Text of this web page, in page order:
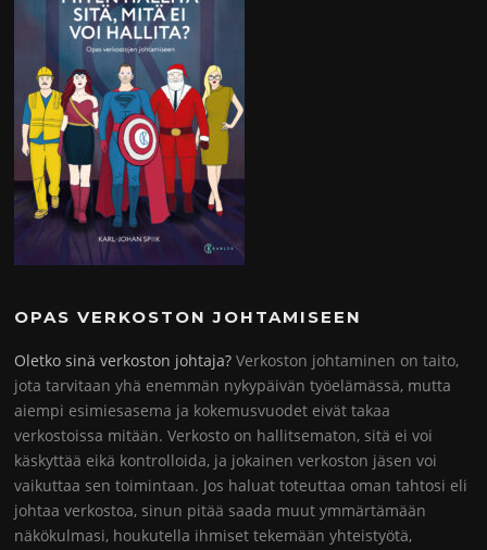
OPAS VERKOSTON JOHTAMISEEN
Oletko sinä verkoston johtaja? Verkoston johtaminen on taito,
jota tarvitaan yhä enemmän nykypäivän työelämässä, mutta
aiempi esimiesasema ja kokemusvuodet eivät takaa
verkostoissa mitään. Verkosto on hallitsematon, sitä ei voi
käskyttää eikä kontrolloida, ja jokainen verkoston jäsen voi
vaikuttaa sen toimintaan. Jos haluat toteuttaa oman tahtosi eli
johtaa verkostoa, sinun pitää saada muut ymmärtämään
näkökulmasi, houkutella ihmiset tekemään yhteistyötä,